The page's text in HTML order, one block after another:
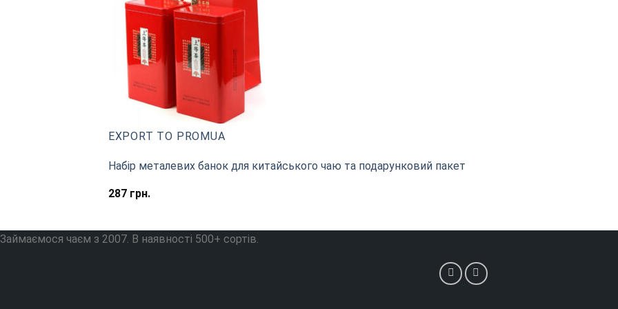
EXPORT TO PROMUA
Набір металевих банок для китайського чаю та подарунковий пакет
287грн.
Займаємося чаєм з 2007. В наявності 500+ сортів.